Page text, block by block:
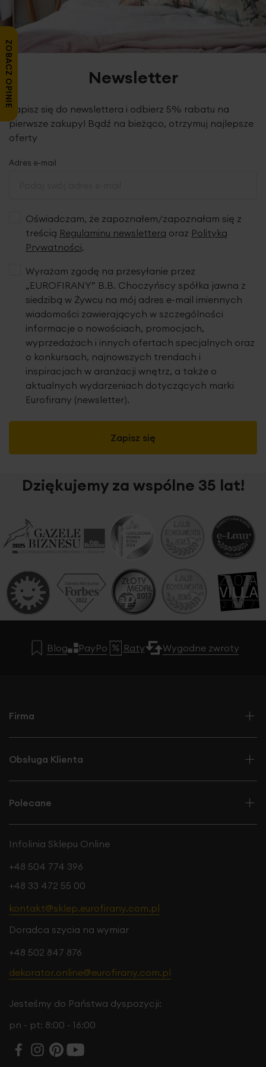
splocie, który podkreśla jej szlachetny i ponadczasowy
charakter. Subtelny efekt melanżunadaje materiałowi
głębi kolorystycznej oraz miękkiego, niejednolitego
wybarwienia, idealnie wpisującego się w nowoczesne i
naturalne aranżacje wnętrz.
Tkanina prezentuje się bardzo estetycznie po zawieszeniu
— miękko się układa, tworząc równe i spokojne fale.
Matowe wykończenie oraz strukturalna powierzchnia
sprawiają, że zasłona stanowi wyrazisty element
dekoracyjny, bez nadmiernego połysku.
tkanina zasłonowa o naturalnym splocie
matowe, eleganckie wykończenie
miękkie i estetyczne układanie
Newsletter
Zapisz się do newslettera i odbierz 5% rabatu na
pierwsze zakupy! Bądź na bieżąco, otrzymuj najlepsze
oferty
Adres e-mail
Oświadczam, że zapoznałem/zapoznałam się z
treścią Regulaminu newslettera oraz Polityką
Prywatności.
Zapisz się
Wyrażam zgodę na przesyłanie przez
„EUROFIRANY” B.B. Choczyńscy spółka jawna z
siedzibą w Żywcu na mój adres e-mail imiennych
wiadomości zawierających w szczególności
informacje o nowościach, promocjach,
wyprzedażach i innych ofertach specjalnych oraz
o konkursach, najnowszych trendach i
inspiracjach w aranżacji wnętrz, a także o
aktualnych wydarzeniach dotyczących marki
Eurofirany (newsletter).
Dziękujemy za wspólne 35 lat!
Blog PayPo Raty Wygodne zwroty
Firma
Obsługa Klienta
Polecane
Infolinia Sklepu Online
+48 504 774 396
+48 33 472 55 00
kontakt@sklep.eurofirany.com.pl
Doradca szycia na wymiar
+48 502 847 876
dekorator.online@eurofirany.com.pl
Jesteśmy do Państwa dyspozycji:
pn - pt: 8:00 - 16:00
ZOBACZ OPINIE